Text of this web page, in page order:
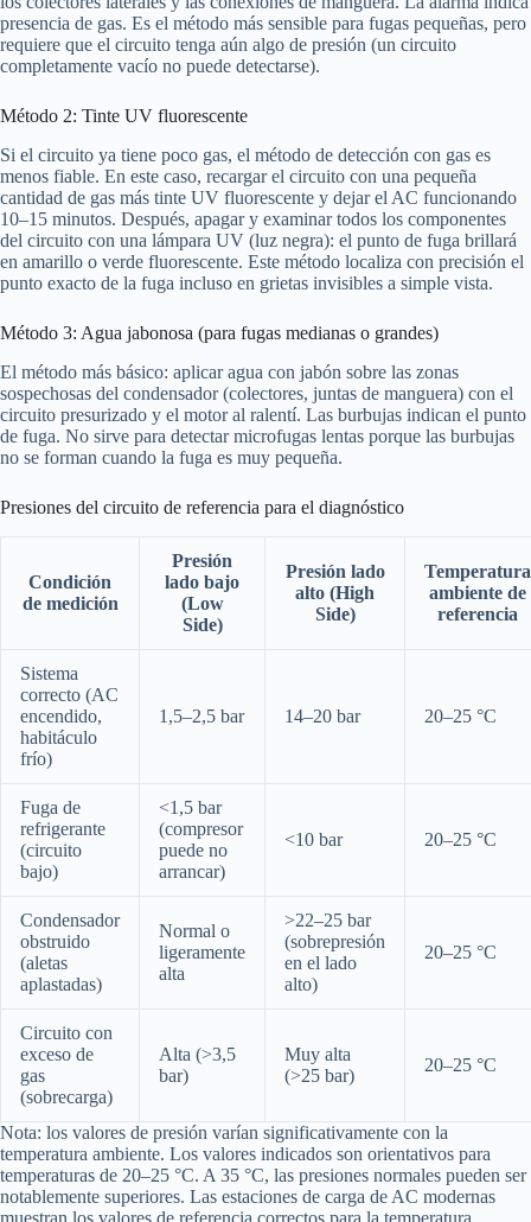
presencia de gas. Es el método más sensible para fugas pequeñas, pero
requiere que el circuito tenga aún algo de presión (un circuito
completamente vacío no puede detectarse).
Método 2: Tinte UV fluorescente
Si el circuito ya tiene poco gas, el método de detección con gas es
menos fiable. En este caso, recargar el circuito con una pequeña
cantidad de gas más tinte UV fluorescente y dejar el AC funcionando
10–15 minutos. Después, apagar y examinar todos los componentes
del circuito con una lámpara UV (luz negra): el punto de fuga brillará
en amarillo o verde fluorescente. Este método localiza con precisión el
punto exacto de la fuga incluso en grietas invisibles a simple vista.
Método 3: Agua jabonosa (para fugas medianas o grandes)
El método más básico: aplicar agua con jabón sobre las zonas
sospechosas del condensador (colectores, juntas de manguera) con el
circuito presurizado y el motor al ralentí. Las burbujas indican el punto
de fuga. No sirve para detectar microfugas lentas porque las burbujas
no se forman cuando la fuga es muy pequeña.
Presiones del circuito de referencia para el diagnóstico
Condición
de medición
Presión
lado bajo
(Low
Side)
Presión lado
alto (High
Side)
Temperatura
ambiente de
referencia
Sistema
correcto (AC
encendido,
habitáculo
frío)
1,5–2,5 bar 14–20 bar 20–25 °C
Fuga de
refrigerante
(circuito
bajo)
<1,5 bar
(compresor
puede no
arrancar)
<10 bar 20–25 °C
Condensador
obstruido
(aletas
aplastadas)
Normal o
ligeramente
alta
>22–25 bar
(sobrepresión
en el lado
alto)
20–25 °C
Circuito con
exceso de
gas
(sobrecarga)
Alta (>3,5
bar)
Muy alta
(>25 bar)
20–25 °C
Nota: los valores de presión varían significativamente con la
temperatura ambiente. Los valores indicados son orientativos para
temperaturas de 20–25 °C. A 35 °C, las presiones normales pueden ser
notablemente superiores. Las estaciones de carga de AC modernas
muestran los valores de referencia correctos para la temperatura